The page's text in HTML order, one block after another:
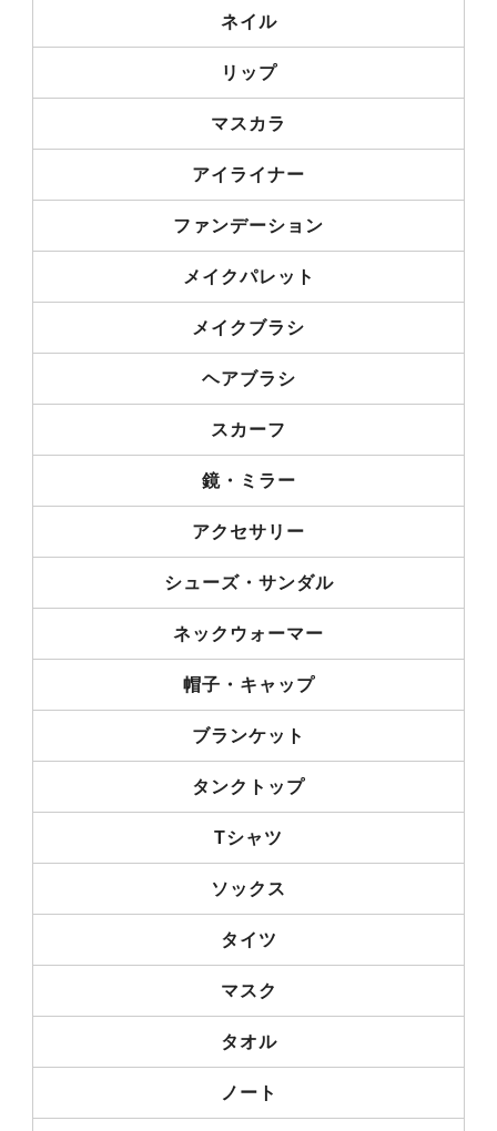
ネイル
リップ
マスカラ
アイライナー
ファンデーション
メイクパレット
メイクブラシ
ヘアブラシ
スカーフ
鏡・ミラー
アクセサリー
シューズ・サンダル
ネックウォーマー
帽子・キャップ
ブランケット
タンクトップ
Tシャツ
ソックス
タイツ
マスク
タオル
ノート